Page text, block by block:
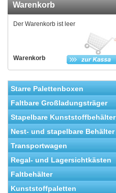
Warenkorb
Warenkorb
Der Warenkorb ist leer
Starre Palettenboxen
Faltbare Großladungsträger
Stapelbare Kunststoffbehälter
Nest- und stapelbare Behälter
Transportwagen
Regal- und Lagersichtkästen
Faltbehälter
Kunststoffpaletten